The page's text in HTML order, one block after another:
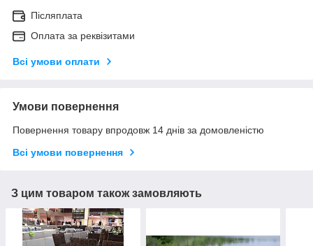
Післяплата
Оплата за реквізитами
Всі умови оплати
Умови повернення
Повернення товару впродовж 14 днів за домовленістю
Всі умови повернення
З цим товаром також замовляють